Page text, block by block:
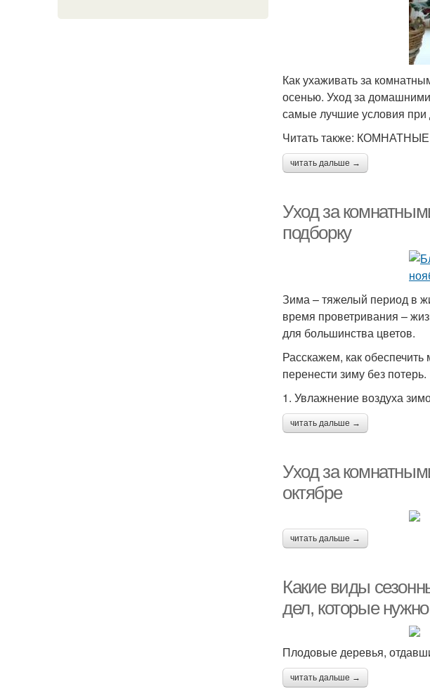
Как ухаживать за
осенью. Уход за домашними
самые лучшие условия
Читать также:
читать дальше →
Уход за
подборку
Зима – тяжелый период в
время проветривания –
для большинства цветов.
Расскажем, как
перенести зиму без потерь.
1. Увлажнение воздуха
читать дальше →
Уход за
октябре
читать дальше →
Какие виды
дел, которые
Плодовые деревья,
читать дальше →